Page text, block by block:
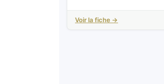
Voir la fiche →